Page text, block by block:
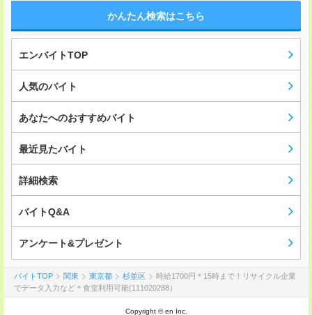
かんたん検索はこちら
エンバイトTOP
人気のバイト
あなたへのおすすめバイト
最近見たバイト
詳細検索
バイトQ&A
アンケート&プレゼント
バイトTOP 関東 東京都 杉並区
時給1700円＊15時まで！リサイクル企業
でデータ入力など＊食堂利用可能(111020288）
Copyright © en Inc.